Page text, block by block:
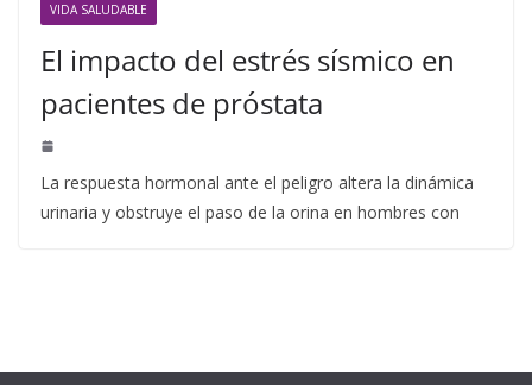
VIDA SALUDABLE
El impacto del estrés sísmico en
pacientes de próstata
La respuesta hormonal ante el peligro altera la dinámica
urinaria y obstruye el paso de la orina en hombres con